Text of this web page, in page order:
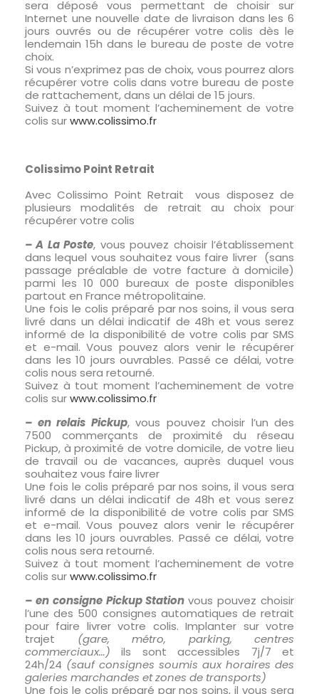
sera déposé vous permettant de choisir sur
Internet une nouvelle date de livraison dans les 6
jours ouvrés ou de récupérer votre colis dès le
lendemain 15h dans le bureau de poste de votre
choix.
Si vous n’exprimez pas de choix, vous pourrez alors
récupérer votre colis dans votre bureau de poste
de rattachement, dans un délai de 15 jours.
Suivez à tout moment l’acheminement de votre
colis surwww.colissimo.fr
Colissimo Point Retrait
Avec Colissimo Point Retrait vous disposez de
plusieurs modalités de retrait au choix pour
récupérer votre colis
– A La Poste, vous pouvez choisir l’établissement
dans lequel vous souhaitez vous faire livrer (sans
passage préalable de votre facture à domicile)
parmi les 10 000 bureaux de poste disponibles
partout en France métropolitaine.
Une fois le colis préparé par nos soins, il vous sera
livré dans un délai indicatif de 48h et vous serez
informé de la disponibilité de votre colis par SMS
et e-mail. Vous pouvez alors venir le récupérer
dans les 10 jours ouvrables. Passé ce délai, votre
colis nous sera retourné.
Suivez à tout moment l’acheminement de votre
colis surwww.colissimo.fr
– en relais Pickup, vous pouvez choisir l’un des
7500 commerçants de proximité du réseau
Pickup, à proximité de votre domicile, de votre lieu
de travail ou de vacances, auprès duquel vous
souhaitez vous faire livrer
Une fois le colis préparé par nos soins, il vous sera
livré dans un délai indicatif de 48h et vous serez
informé de la disponibilité de votre colis par SMS
et e-mail. Vous pouvez alors venir le récupérer
dans les 10 jours ouvrables. Passé ce délai, votre
colis nous sera retourné.
Suivez à tout moment l’acheminement de votre
colis surwww.colissimo.fr
– en consigne Pickup Station vous pouvez choisir
l’une des 500 consignes automatiques de retrait
pour faire livrer votre colis. Implanter sur votre
trajet (gare, métro, parking, centres
commerciaux…)ils sont accessibles 7j/7 et
24h/24 (sauf consignes soumis aux horaires des
galeries marchandes et zones de transports)
Une fois le colis préparé par nos soins, il vous sera